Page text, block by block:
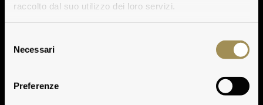
raccolto dal suo utilizzo dei loro servizi.
delNecessari
Preferenze